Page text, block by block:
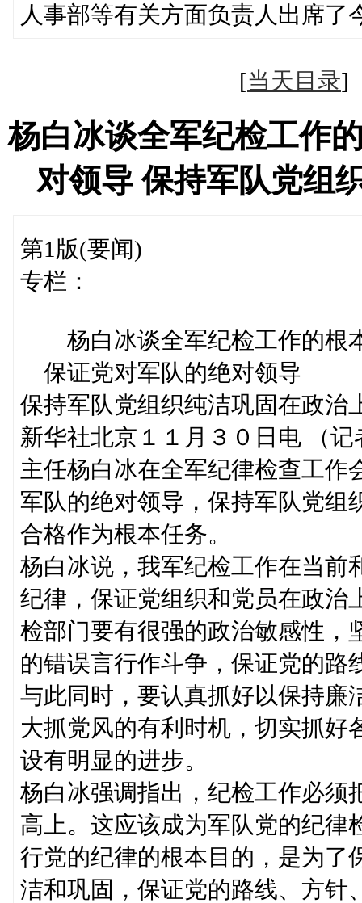
人事部等有关方面负责人出席了
[当天目录
杨白冰谈全军纪检工作
对领导 保持军队党组
第1版(要闻)
专栏：
杨白冰谈全军纪检工作的根
保证党对军队的绝对领导
保持军队党组织纯洁巩固在政治
新华社北京１１月３０日电 （
主任杨白冰在全军纪律检查工作
军队的绝对领导，保持军队党组
合格作为根本任务。
杨白冰说，我军纪检工作在当前
纪律，保证党组织和党员在政治
检部门要有很强的政治敏感性，
的错误言行作斗争，保证党的路
与此同时，要认真抓好以保持廉
大抓党风的有利时机，切实抓好
设有明显的进步。
杨白冰强调指出，纪检工作必须
高上。这应该成为军队党的纪律
行党的纪律的根本目的，是为了
洁和巩固，保证党的路线、方针